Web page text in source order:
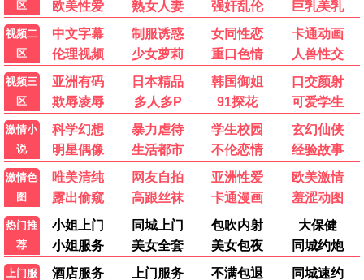
热门电视剧 更多 >
更新中